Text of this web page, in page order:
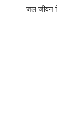
जल जीवन